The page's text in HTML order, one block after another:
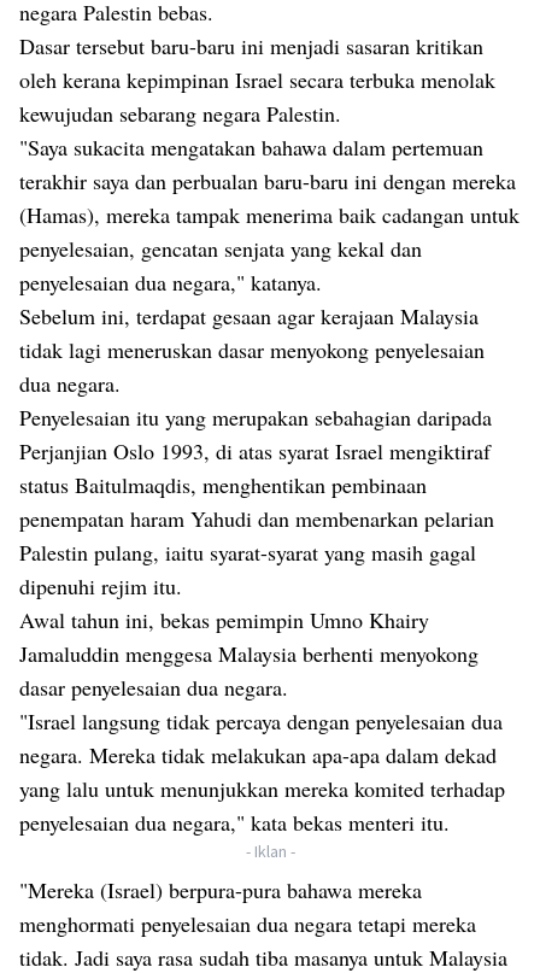
negara Palestin bebas.
Dasar tersebut baru-baru ini menjadi sasaran kritikan
oleh kerana kepimpinan Israel secara terbuka menolak
kewujudan sebarang negara Palestin.
"Saya sukacita mengatakan bahawa dalam pertemuan
terakhir saya dan perbualan baru-baru ini dengan mereka
(Hamas), mereka tampak menerima baik cadangan untuk
penyelesaian, gencatan senjata yang kekal dan
penyelesaian dua negara," katanya.
Sebelum ini, terdapat gesaan agar kerajaan Malaysia
tidak lagi meneruskan dasar menyokong penyelesaian
dua negara.
Penyelesaian itu yang merupakan sebahagian daripada
Perjanjian Oslo 1993, di atas syarat Israel mengiktiraf
status Baitulmaqdis, menghentikan pembinaan
penempatan haram Yahudi dan membenarkan pelarian
Palestin pulang, iaitu syarat-syarat yang masih gagal
dipenuhi rejim itu.
Awal tahun ini, bekas pemimpin Umno Khairy
Jamaluddin menggesa Malaysia berhenti menyokong
dasar penyelesaian dua negara.
"Israel langsung tidak percaya dengan penyelesaian dua
negara. Mereka tidak melakukan apa-apa dalam dekad
yang lalu untuk menunjukkan mereka komited terhadap
penyelesaian dua negara," kata bekas menteri itu.
- Iklan -
"Mereka (Israel) berpura-pura bahawa mereka
menghormati penyelesaian dua negara tetapi mereka
tidak. Jadi saya rasa sudah tiba masanya untuk Malaysia